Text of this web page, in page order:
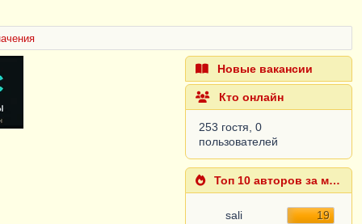
Новые вакансии
Кто онлайн
253 гостя, 0
пользователей
Топ 10 авторов за месяц
sali
19